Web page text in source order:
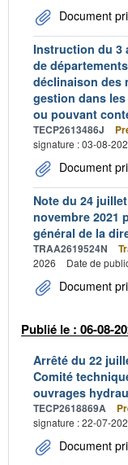
Document
Instruction du 3
de
déclinaison des
gestion dans
ou pouvant
TECP2613486J
signature : 03-08-
Document
Note du 24
novembre 2021
général de la
TRAA2619524N
2026
Date de
Document
Publié le : 06-08-
Arrêté du 22
Comité
ouvrages
TECP2618869A
signature : 22-07-
Document